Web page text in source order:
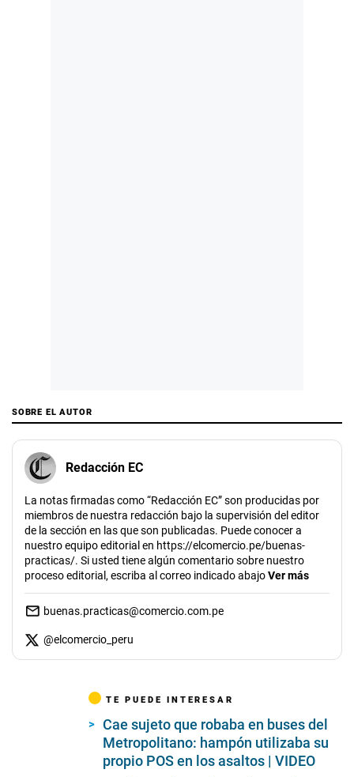
SOBRE EL AUTOR
Redacción EC
La notas firmadas como “Redacción EC” son producidas por
miembros de nuestra redacción bajo la supervisión del editor
de la sección en las que son publicadas. Puede conocer a
nuestro equipo editorial en https://elcomercio.pe/buenas-
practicas/. Si usted tiene algún comentario sobre nuestro
proceso editorial, escriba al correo indicado abajoVer más
buenas.practicas@comercio.com.pe
@elcomercio_peru
TE PUEDE INTERESAR
Cae sujeto que robaba en buses del
Metropolitano: hampón utilizaba su
propio POS en los asaltos | VIDEO